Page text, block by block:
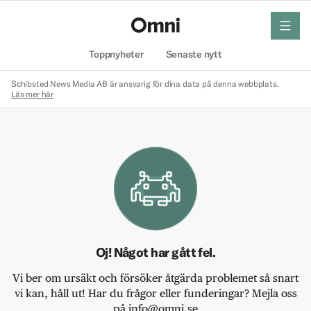
Toppnyheter Senaste nytt
meny
Schibsted News Media AB är ansvarig för dina data på denna webbplats.
Läs mer här
Oj! Något har gått fel.
Vi ber om ursäkt och försöker åtgärda problemet så snart
vi kan, håll ut! Har du frågor eller funderingar? Mejla oss